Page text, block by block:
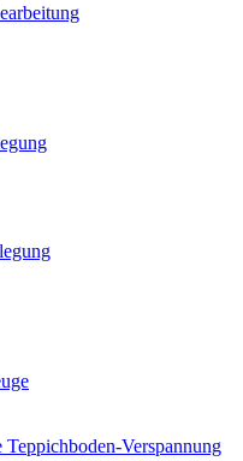
Verspannung